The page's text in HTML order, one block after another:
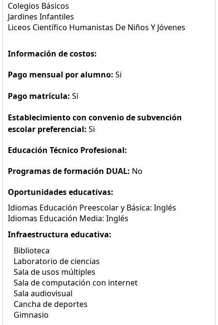
Colegios Básicos
Jardines Infantiles
Liceos Científico Humanistas De Niños Y Jóvenes
Información de costos:
Pago mensual por alumno: Si
Pago matrícula: Si
Establecimiento con convenio de subvención
escolar preferencial: Si
Educación Técnico Profesional:
Programas de formación DUAL: No
Oportunidades educativas:
Idiomas Educación Preescolar y Básica: Inglés
Idiomas Educación Media: Inglés
Infraestructura educativa:
Biblioteca
Laboratorio de ciencias
Sala de usos múltiples
Sala de computación con internet
Sala audiovisual
Cancha de deportes
Gimnasio